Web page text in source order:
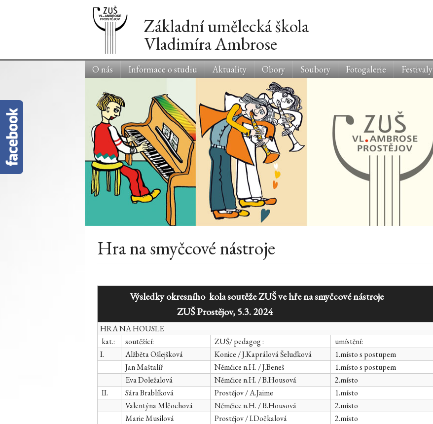
Základní umělecká škola
Vladimíra Ambrose
O nás Informace o studiu Aktuality Obory Soubory Fotogalerie Festivaly
Hra na smyčcové nástroje
Výsledky okresního kola soutěže ZUŠ ve hře na smyčcové nástroje
ZUŠ Prostějov, 5.3. 2024
HRA NA HOUSLE
kat.:
soutěžící: ZUŠ/ pedagog :
umístění:
I.
Alžběta Ošlejšková Konice / J.Kaprálová Šeluďková
1.místo s postupem
Jan Maštalíř
Němčice n.H. / J.Beneš
1.místo s postupem
Eva Doležalová
Němčice n.H. / B.Housová
2.místo
II.
Sára Brablíková Prostějov / A.Jaime
1.místo
Valentýna Mlčochová
Němčice n.H. / B.Housová
2.místo
Marie Musilová
Prostějov / I.Dočkalová
2.místo